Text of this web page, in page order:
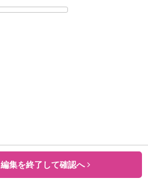
編集を終了して確認へ